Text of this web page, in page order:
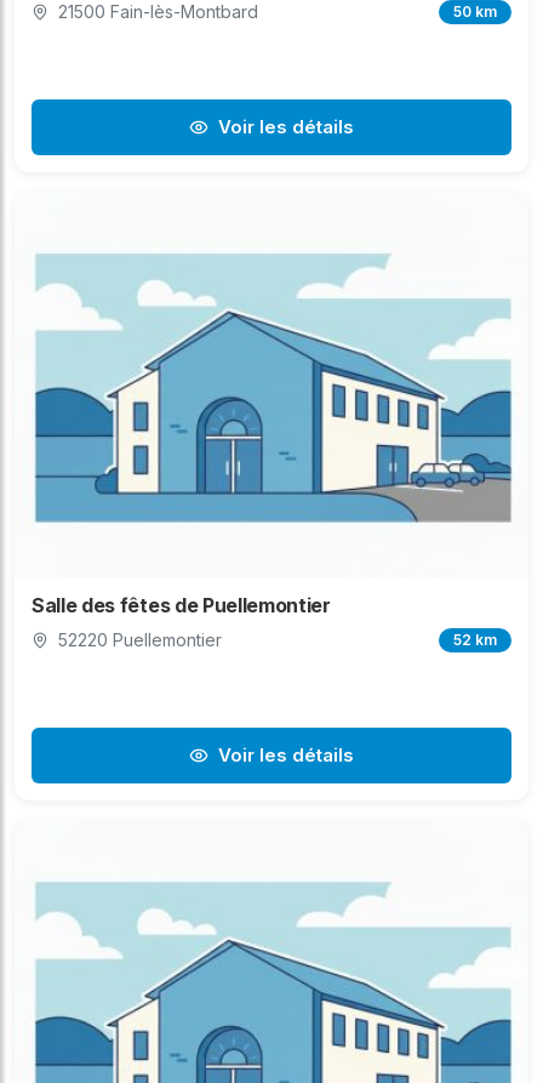
21500 Fain-lès-Montbard 50 km
Voir les détails
Salle des fêtes de Puellemontier
52220 Puellemontier 52 km
Voir les détails